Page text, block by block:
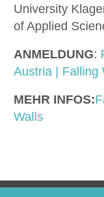
University
of Applied
ANMELDUNG:
Austria | Falling
MEHR INFOS:
Walls